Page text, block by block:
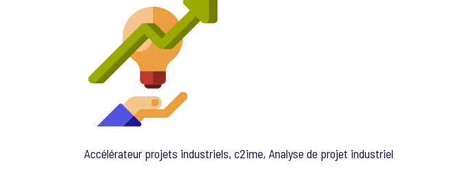
Accélérateur projets industriels, c2ime, Analyse de projet industriel